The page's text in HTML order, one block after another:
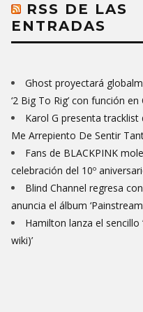
RSS DE LAS
ENTRADAS
Ghost proyectará
‘2 Big To Rig’ con función en
Karol G presenta tracklist
Me Arrepiento De Sentir
Fans de BLACKPINK
celebración del 10º
Blind Channel regresa
anuncia el álbum
Hamilton lanza el sencillo
wiki)’